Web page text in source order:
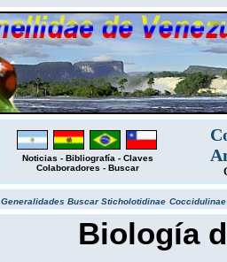
Noticias - Bibliografía - Claves
Colaboradores - Buscar
Generalidades BuscarSticholotidinae
Biología